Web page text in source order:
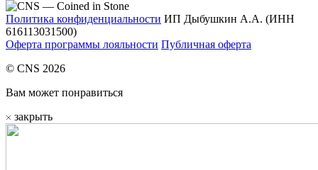
Политика конфиденциальности ИП Дыбушкин А.А. (ИНН
616113031500)
Оферта программы лояльности Публичная оферта
© CNS 2026
Вам может понравиться
закрыть